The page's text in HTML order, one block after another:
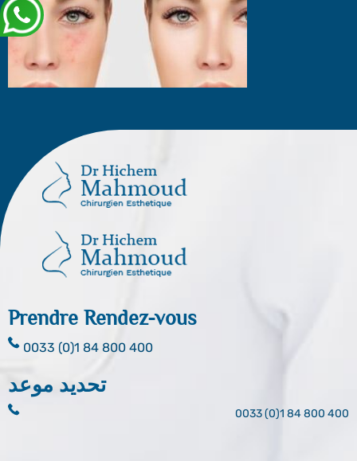
Prendre Rendez-vous
0033 (0)1 84 800 400
تحديد موعد
0033 (0)1 84 800 400